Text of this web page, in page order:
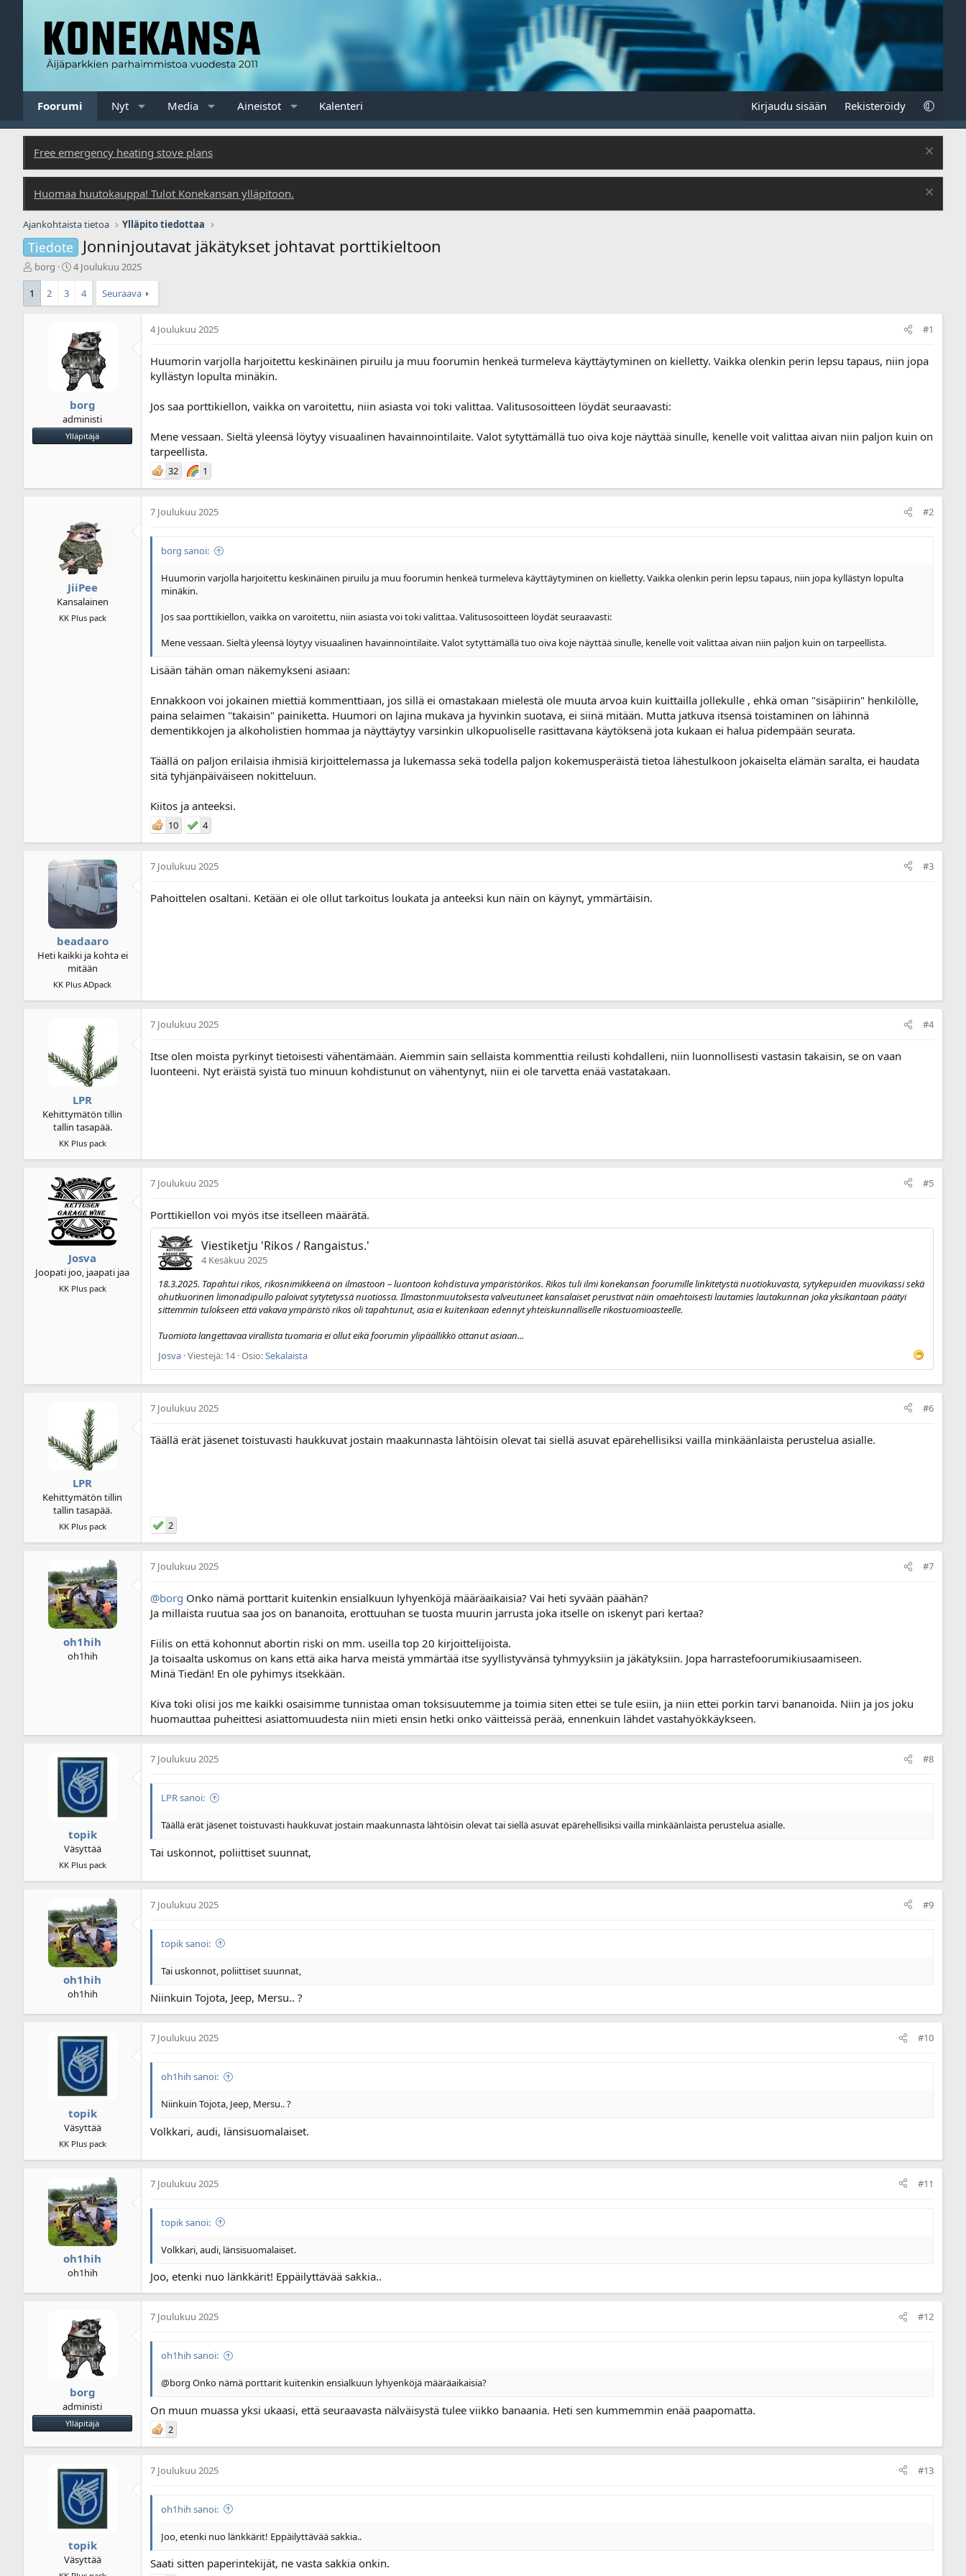
Foorumi Nyt Media Aineistot Kalenteri Kirjaudu sisään Rekisteröidy
Free emergency heating stove plans
Huomaa huutokauppa! Tulot Konekansan ylläpitoon.
Ajankohtaista tietoa Ylläpito tiedottaa
Tiedote Jonninjoutavat jäkätykset johtavat porttikieltoon
V
i
s
o
t
borg
A
i
u
s
p
ä
i
ä
m
ä
ä
4 Joulukuu 2025
1 2 3 4 Seuraava
borg
administi
Ylläpitäjä
4 Joulukuu 2025 #1
Huumorin varjolla harjoitettu keskinäinen piruilu ja muu foorumin henkeä turmeleva käyttäytyminen on kielletty. Vaikka olenkin perin lepsu tapaus, niin jopa
kyllästyn lopulta minäkin.
Jos saa porttikiellon, vaikka on varoitettu, niin asiasta voi toki valittaa. Valitusosoitteen löydät seuraavasti:
Mene vessaan. Sieltä yleensä löytyy visuaalinen havainnointilaite. Valot sytyttämällä tuo oiva koje näyttää sinulle, kenelle voit valittaa aivan niin paljon kuin on
tarpeellista.
32 1
JiiPee
Kansalainen
KK Plus pack
7 Joulukuu 2025 #2
borg sanoi:
Huumorin varjolla harjoitettu keskinäinen piruilu ja muu foorumin henkeä turmeleva käyttäytyminen on kielletty. Vaikka olenkin perin lepsu tapaus, niin jopa kyllästyn lopulta
minäkin.
Jos saa porttikiellon, vaikka on varoitettu, niin asiasta voi toki valittaa. Valitusosoitteen löydät seuraavasti:
Mene vessaan. Sieltä yleensä löytyy visuaalinen havainnointilaite. Valot sytyttämällä tuo oiva koje näyttää sinulle, kenelle voit valittaa aivan niin paljon kuin on tarpeellista.
Lisään tähän oman näkemykseni asiaan:
Ennakkoon voi jokainen miettiä kommenttiaan, jos sillä ei omastakaan mielestä ole muuta arvoa kuin kuittailla jollekulle , ehkä oman "sisäpiirin" henkilölle,
paina selaimen "takaisin" painiketta. Huumori on lajina mukava ja hyvinkin suotava, ei siinä mitään. Mutta jatkuva itsensä toistaminen on lähinnä
dementikkojen ja alkoholistien hommaa ja näyttäytyy varsinkin ulkopuoliselle rasittavana käytöksenä jota kukaan ei halua pidempään seurata.
Täällä on paljon erilaisia ihmisiä kirjoittelemassa ja lukemassa sekä todella paljon kokemusperäistä tietoa lähestulkoon jokaiselta elämän saralta, ei haudata
sitä tyhjänpäiväiseen nokitteluun.
Kiitos ja anteeksi.
10 4
beadaaro
Heti kaikki ja kohta ei
mitään
KK Plus ADpack
7 Joulukuu 2025 #3
Pahoittelen osaltani. Ketään ei ole ollut tarkoitus loukata ja anteeksi kun näin on käynyt, ymmärtäisin.
LPR
Kehittymätön tillin
tallin tasapää.
KK Plus pack
7 Joulukuu 2025 #4
Itse olen moista pyrkinyt tietoisesti vähentämään. Aiemmin sain sellaista kommenttia reilusti kohdalleni, niin luonnollisesti vastasin takaisin, se on vaan
luonteeni. Nyt eräistä syistä tuo minuun kohdistunut on vähentynyt, niin ei ole tarvetta enää vastatakaan.
Josva
Joopati joo, jaapati jaa
KK Plus pack
7 Joulukuu 2025 #5
Porttikiellon voi myös itse itselleen määrätä.
Viestiketju 'Rikos / Rangaistus.'
4 Kesäkuu 2025
18.3.2025. Tapahtui rikos, rikosnimikkeenä on ilmastoon – luontoon kohdistuva ympäristörikos. Rikos tuli ilmi konekansan foorumille linkitetystä nuotiokuvasta, sytykepuiden muovikassi sekä
ohutkuorinen limonadipullo paloivat sytytetyssä nuotiossa. Ilmastonmuutoksesta valveutuneet kansalaiset perustivat näin omaehtoisesti lautamies lautakunnan joka yksikantaan päätyi
sittemmin tulokseen että vakava ympäristö rikos oli tapahtunut, asia ei kuitenkaan edennyt yhteiskunnalliselle rikostuomioasteelle.
Tuomiota langettavaa virallista tuomaria ei ollut eikä foorumin ylipäällikkö ottanut asiaan...
Josva Viestejä: 14 Osio:Sekalaista
LPR
Kehittymätön tillin
tallin tasapää.
KK Plus pack
7 Joulukuu 2025 #6
Täällä erät jäsenet toistuvasti haukkuvat jostain maakunnasta lähtöisin olevat tai siellä asuvat epärehellisiksi vailla minkäänlaista perustelua asialle.
2
oh1hih
oh1hih
7 Joulukuu 2025 #7
@borg Onko nämä porttarit kuitenkin ensialkuun lyhyenköjä määräaikaisia? Vai heti syvään päähän?
Ja millaista ruutua saa jos on bananoita, erottuuhan se tuosta muurin jarrusta joka itselle on iskenyt pari kertaa?
Fiilis on että kohonnut abortin riski on mm. useilla top 20 kirjoittelijoista.
Ja toisaalta uskomus on kans että aika harva meistä ymmärtää itse syyllistyvänsä tyhmyyksiin ja jäkätyksiin. Jopa harrastefoorumikiusaamiseen.
Minä Tiedän! En ole pyhimys itsekkään.
Kiva toki olisi jos me kaikki osaisimme tunnistaa oman toksisuutemme ja toimia siten ettei se tule esiin, ja niin ettei porkin tarvi bananoida. Niin ja jos joku
huomauttaa puheittesi asiattomuudesta niin mieti ensin hetki onko väitteissä perää, ennenkuin lähdet vastahyökkäykseen.
topik
Väsyttää
KK Plus pack
7 Joulukuu 2025 #8
LPR sanoi:
Täällä erät jäsenet toistuvasti haukkuvat jostain maakunnasta lähtöisin olevat tai siellä asuvat epärehellisiksi vailla minkäänlaista perustelua asialle.
Tai uskonnot, poliittiset suunnat,
oh1hih
oh1hih
7 Joulukuu 2025 #9
topik sanoi:
Tai uskonnot, poliittiset suunnat,
Niinkuin Tojota, Jeep, Mersu.. ?
topik
Väsyttää
KK Plus pack
7 Joulukuu 2025 #10
oh1hih sanoi:
Niinkuin Tojota, Jeep, Mersu.. ?
Volkkari, audi, länsisuomalaiset.
oh1hih
oh1hih
7 Joulukuu 2025 #11
topik sanoi:
Volkkari, audi, länsisuomalaiset.
Joo, etenki nuo länkkärit! Eppäilyttävää sakkia..
borg
administi
Ylläpitäjä
7 Joulukuu 2025 #12
oh1hih sanoi:
@borg Onko nämä porttarit kuitenkin ensialkuun lyhyenköjä määräaikaisia?
On muun muassa yksi ukaasi, että seuraavasta nälväisystä tulee viikko banaania. Heti sen kummemmin enää paapomatta.
2
topik
Väsyttää
7 Joulukuu 2025 #13
oh1hih sanoi:
Joo, etenki nuo länkkärit! Eppäilyttävää sakkia..
Saati sitten paperintekijät, ne vasta sakkia onkin.